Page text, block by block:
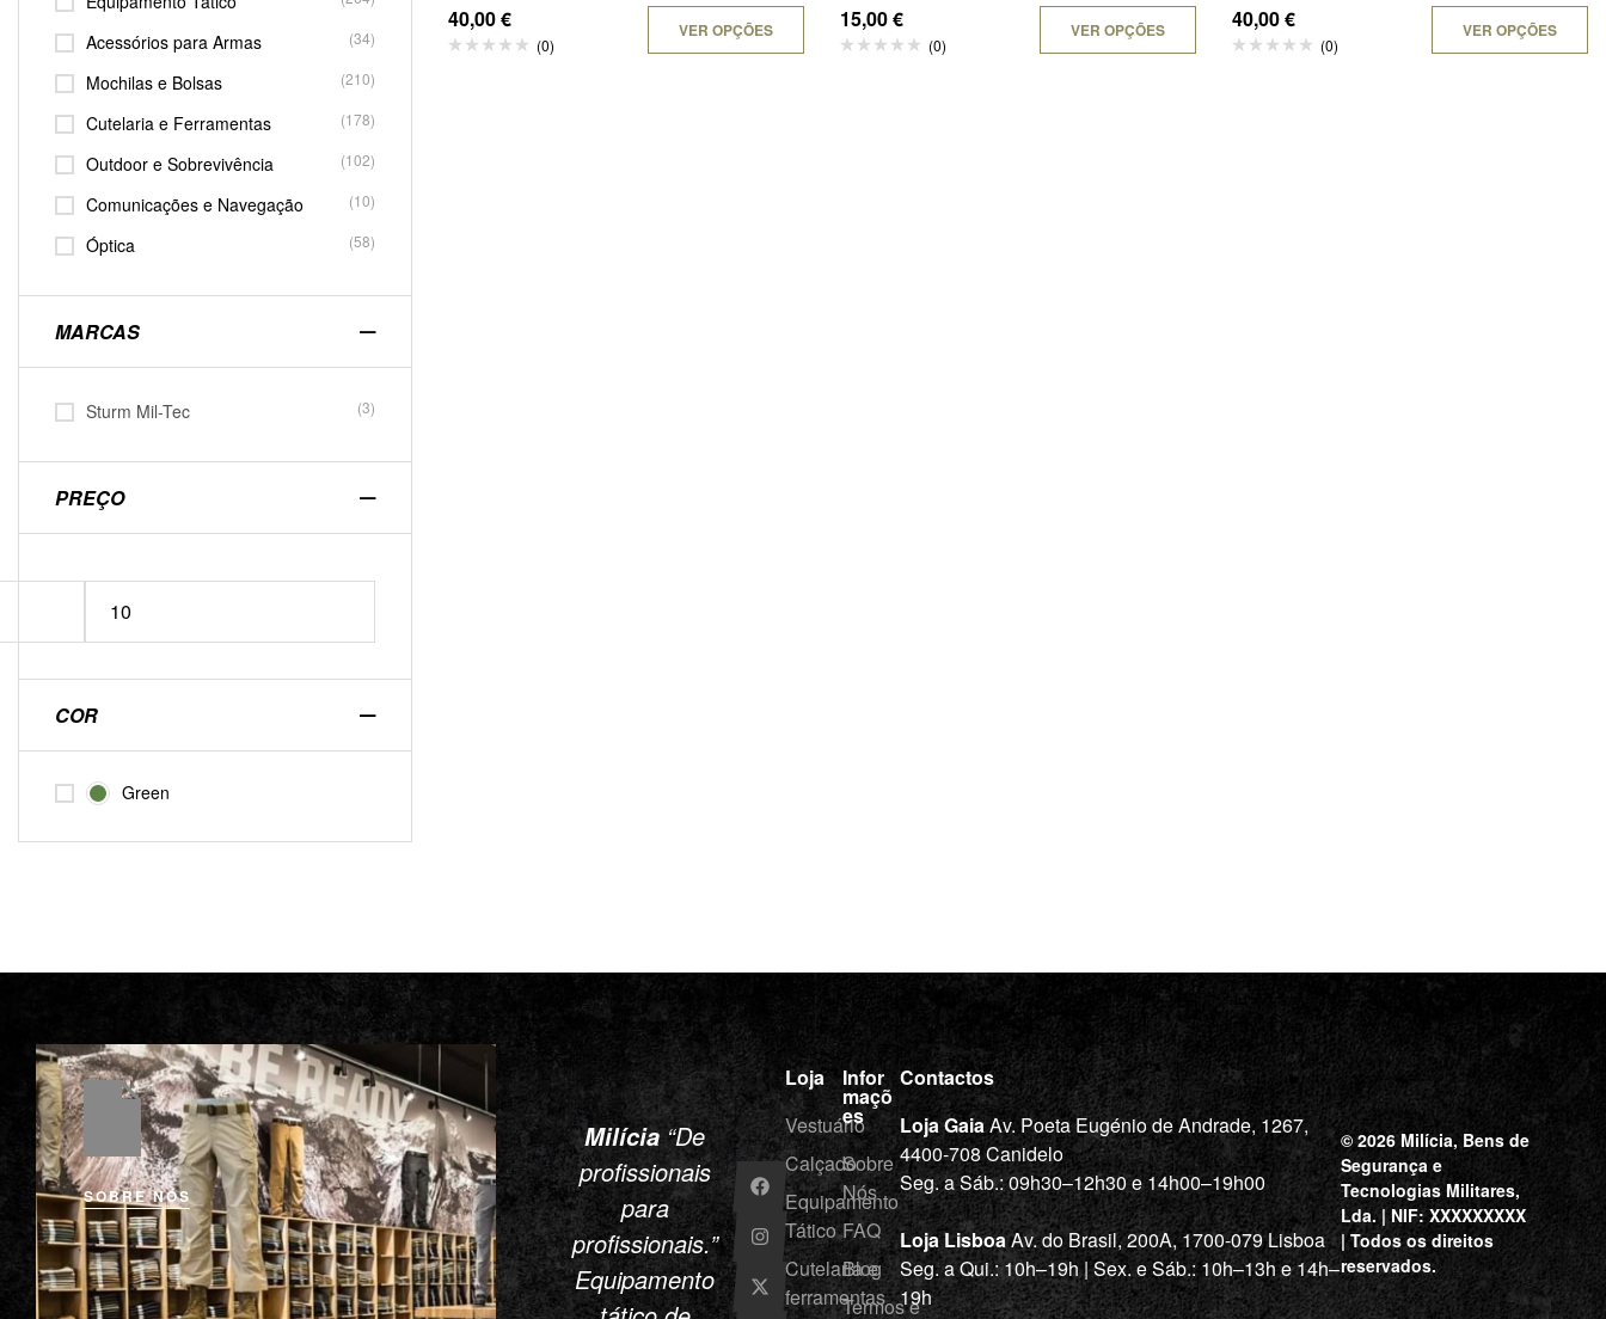
40,00€
(0)
VER OPÇÕES 15,00€
(0)
VER OPÇÕES 40,00€
(0)
VER OPÇÕES
Acessórios para Armas (34)
Mochilas e Bolsas (210)
Cutelaria e Ferramentas (178)
Outdoor e Sobrevivência (102)
Comunicações e Navegação (10)
Óptica (58)
MARCAS
Sturm Mil-Tec (3)
PREÇO
COR
Green
SOBRE NÓS
Milícia“De
profissionais
para
profissionais.”
Equipamento
Loja
Vestuário
Calçado
Equipamento
Tático
Cutelaria e
ferramentas
Infor
maçõ
es
Sobre
Nós
FAQ
Blog
Termos e
Contactos
Loja GaiaAv. Poeta Eugénio de Andrade, 1267,
4400-708 Canidelo
Seg. a Sáb.: 09h30–12h30 e 14h00–19h00
Loja LisboaAv. do Brasil, 200A, 1700-079 Lisboa
Seg. a Qui.: 10h–19h | Sex. e Sáb.: 10h–13h e 14h–
19h
© 2026 Milícia, Bens de
Segurança e
Tecnologias Militares,
Lda. | NIF: XXXXXXXXX
| Todos os direitos
reservados.